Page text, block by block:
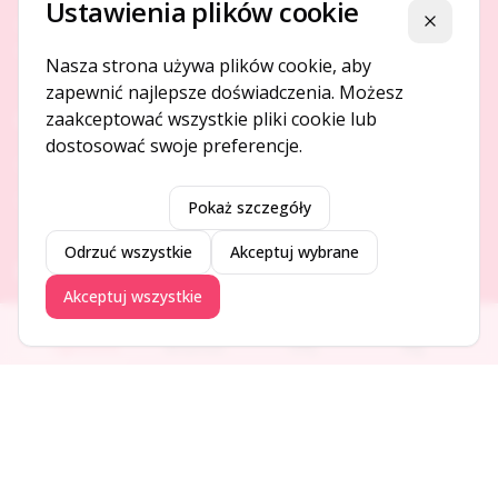
Platforma ogłoszeń i firm, która łączy ludzi i rozwija biznes
O NAS
DODAJ I PROMUJ
Dodaj ogłoszenie
Dodaj firmę
Ogłoszenia Aktualności Firmy Blog
Ustawienia plików cookie Zamknij
Nasza strona używa plików cookie, aby
zapewnić najlepsze doświadczenia. Możesz
zaakceptować wszystkie pliki cookie lub
dostosować swoje preferencje.
Pokaż szczegóły
Odrzuć wszystkie Akceptuj wybrane
Akceptuj wszystkie